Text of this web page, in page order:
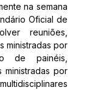
na semana
Oficial de
reuniões,
ministradas por
de painéis,
ministradas por